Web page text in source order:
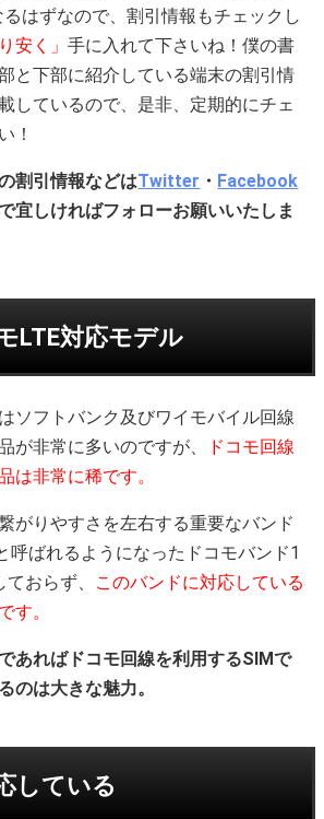
はずなので、割引情報もチェックし
安く」手に入れて下さいね！僕の書
と下部に紹介している端末の割引情
しているので、是非、定期的にチェ
！
割引情報などはTwitter ・ Facebook
宜しければフォローお願いいたしま
LTE対応モデル
ソフトバンク及びワイモバイル回線
が非常に多いのですが、
ドコモ回線
は非常に稀です。
がりやすさを左右する重要なバンド
呼ばれるようになったドコモバンド1
おらず、 このバンドに対応している
す。
あればドコモ回線を利用するSIMで
のは大きな魅力。
している